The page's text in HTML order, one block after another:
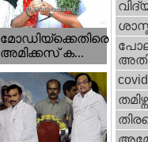
മോഡിയ്ക്കെതിരെ
അമിക്കസ് ക...